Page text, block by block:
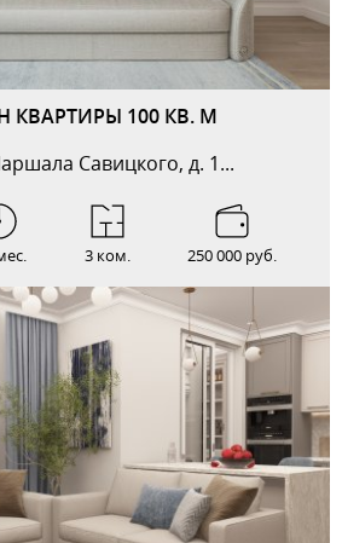
КВАРТИРЫ 100 КВ. М
Савицкого, д. 1...
3 ком. 250 000 руб.